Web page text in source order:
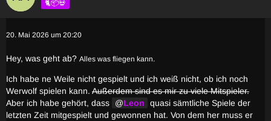
🐈📦💀
20. Mai 2026 um 20:20
Hey, was geht ab? Alles was fliegen kann.
Ich habe ne Weile nicht gespielt und ich weiß nicht, ob ich noch
Werwolf spielen kann. Außerdem sind es mir zu viele Mitspieler.
Aber ich habe gehört, dass
Leon
quasi sämtliche Spiele der
letzten Zeit mitgespielt und gewonnen hat. Von dem her muss er